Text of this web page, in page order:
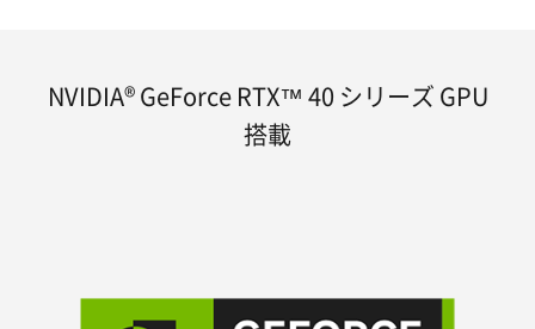
NVIDIA® GeForce RTX™ 40 シリーズ GPU
搭載